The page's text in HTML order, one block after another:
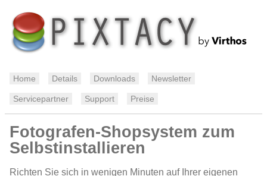
Home Details Downloads Newsletter
Servicepartner Support Preise
Fotografen-Shopsystem zum
Selbstinstallieren
Richten Sie sich in wenigen Minuten auf Ihrer eigenen